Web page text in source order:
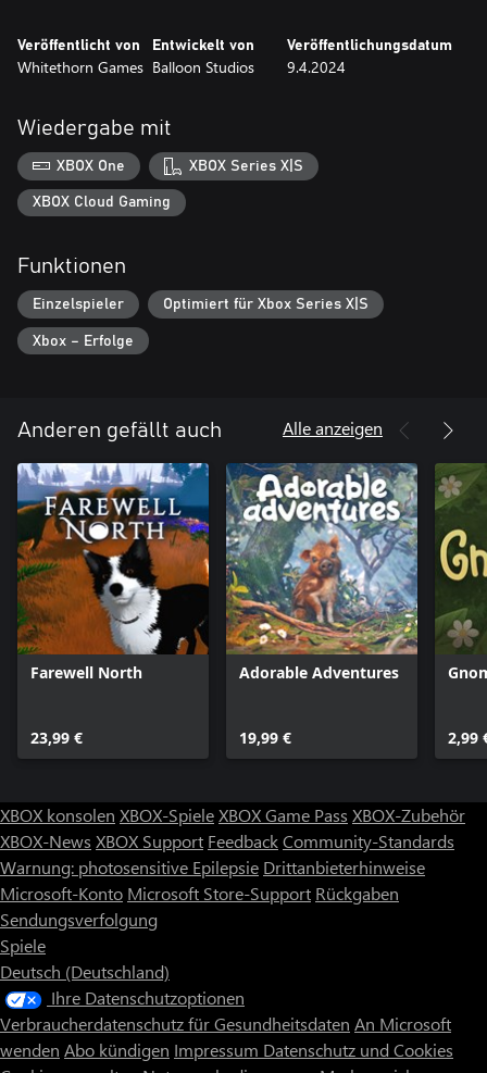
Veröffentlicht von
Whitethorn Games
Entwickelt von
Balloon Studios
Veröffentlichungsdatum
9.4.2024
Wiedergabe mit
XBOX One XBOX Series X|S
XBOX Cloud Gaming
Funktionen
Einzelspieler Optimiert für Xbox Series X|S
Xbox – Erfolge
Anderen gefällt auch Alle anzeigen
Farewell North
23,99 €
Adorable Adventures
19,99 € 2,99
XBOX konsolen XBOX-SpieleXBOX Game Pass XBOX-Zubehör
XBOX-News XBOX Support FeedbackCommunity-Standards
Warnung: photosensitive Epilepsie Drittanbieterhinweise
Microsoft-Konto Microsoft Store-Support Rückgaben
Sendungsverfolgung
Spiele
Deutsch (Deutschland)
Ihre Datenschutzoptionen
Verbraucherdatenschutz für Gesundheitsdaten An Microsoft
wenden Abo kündigen Impressum Datenschutz und Cookies